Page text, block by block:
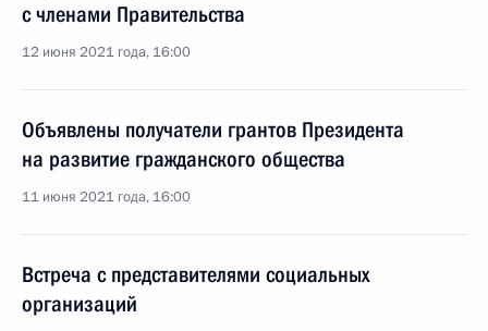
с членами Правительства
12 июня 2021 года, 16:00
Объявлены получатели грантов Президента
на развитие гражданского общества
11 июня 2021 года, 16:00
Встреча с представителями социальных
организаций